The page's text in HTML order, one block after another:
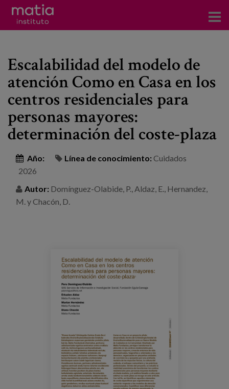
Investigación
Publicaciones
Consultoría
Formación
Noticias
Trabaja con nosotros
Canal de denuncias
Escalabilidad del modelo de
atención Como en Casa en los
centros residenciales para
personas mayores:
determinación del coste-plaza
Año:
2026
Línea de conocimiento:Cuidados
Autor: Domínguez-Olabide, P., Aldaz, E., Hernandez,
M. y Chacón, D.